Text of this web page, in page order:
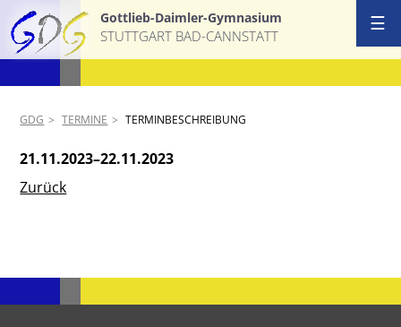
Gottlieb-Daimler-Gymnasium
STUTTGART BAD-CANNSTATT
GDG TERMINE TERMINBESCHREIBUNG
21.11.2023–22.11.2023
Zurück
☰